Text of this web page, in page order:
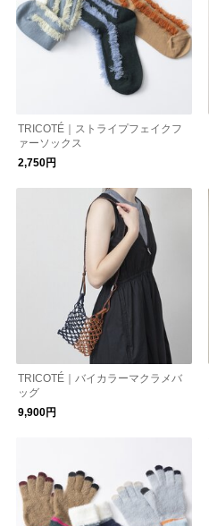
TRICOTÉ｜ストライプフェイクフ
ァーソックス
2,750円
TRICOTÉ｜バイカラーマクラメバ
ッグ
9,900円